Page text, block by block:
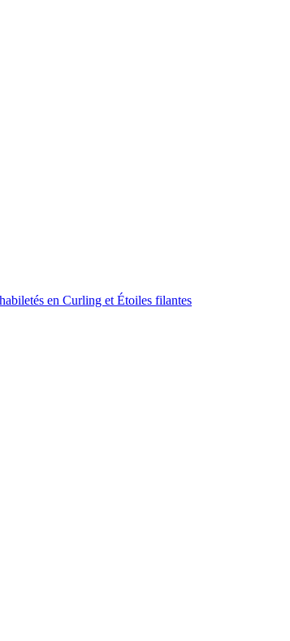
en Curling et Étoiles filantes